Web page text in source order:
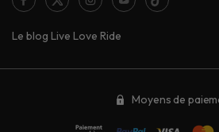
Le blog Live Love Ride
Moyens de